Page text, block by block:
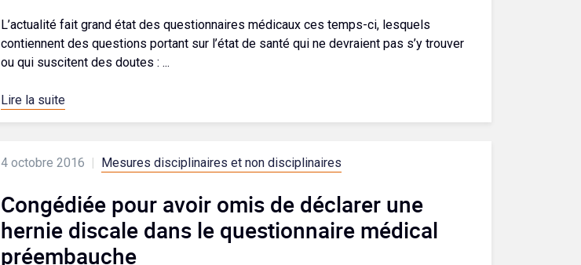
L’actualité fait grand état des questionnaires médicaux ces temps-ci, lesquels
contiennent des questions portant sur l’état de santé qui ne devraient pas s’y trouver
ou qui suscitent des doutes : ...
Lire la suite
4 octobre 2016 Mesures disciplinaires et non disciplinaires
Congédiée pour avoir omis de déclarer une
hernie discale dans le questionnaire médical
préembauche